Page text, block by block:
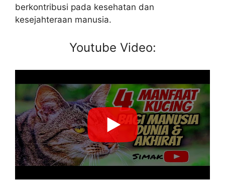
berkontribusi pada kesehatan dan
kesejahteraan manusia.
Youtube Video: